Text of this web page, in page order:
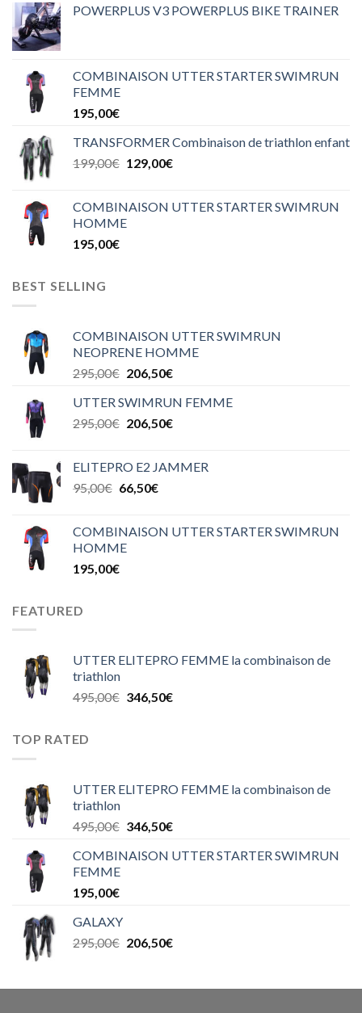
POWERPLUS V3 POWERPLUS BIKE TRAINER
COMBINAISON UTTER STARTER SWIMRUN
FEMME
195,00€
TRANSFORMER Combinaison de triathlon enfant
199,00€ 129,00€
COMBINAISON UTTER STARTER SWIMRUN
HOMME
195,00€
BEST SELLING
COMBINAISON UTTER SWIMRUN
NEOPRENE HOMME
295,00€ 206,50€
UTTER SWIMRUN FEMME
295,00€ 206,50€
ELITEPRO E2 JAMMER
95,00€ 66,50€
COMBINAISON UTTER STARTER SWIMRUN
HOMME
195,00€
FEATURED
UTTER ELITEPRO FEMME la combinaison de
triathlon
495,00€ 346,50€
TOP RATED
UTTER ELITEPRO FEMME la combinaison de
triathlon
495,00€ 346,50€
COMBINAISON UTTER STARTER SWIMRUN
FEMME
195,00€
GALAXY
295,00€ 206,50€